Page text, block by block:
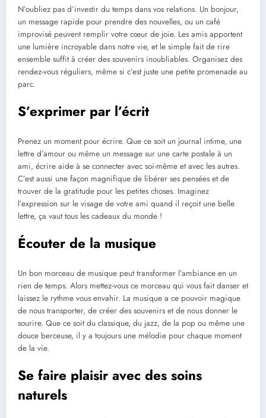
N’oubliez pas d’investir du temps dans vos relations. Un bonjour,
un message rapide pour prendre des nouvelles, ou un café
improvisé peuvent remplir votre cœur de joie. Les amis apportent
une lumière incroyable dans notre vie, et le simple fait de rire
ensemble suffit à créer des souvenirs inoubliables. Organisez des
rendez-vous réguliers, même si c’est juste une petite promenade au
parc.
S’exprimer par l’écrit
Prenez un moment pour écrire. Que ce soit un journal intime, une
lettre d’amour ou même un message sur une carte postale à un
ami, écrire aide à se connecter avec soi-même et avec les autres.
C’est aussi une façon magnifique de libérer ses pensées et de
trouver de la gratitude pour les petites choses. Imaginez
l’expression sur le visage de votre ami quand il reçoit une belle
lettre, ça vaut tous les cadeaux du monde !
Écouter de la musique
Un bon morceau de musique peut transformer l’ambiance en un
rien de temps. Alors mettez-vous ce morceau qui vous fait danser et
laissez le rythme vous envahir. La musique a ce pouvoir magique
de nous transporter, de créer des souvenirs et de nous donner le
sourire. Que ce soit du classique, du jazz, de la pop ou même une
douce berceuse, il y a toujours une mélodie pour chaque moment
de la vie.
Se faire plaisir avec des soins
naturels